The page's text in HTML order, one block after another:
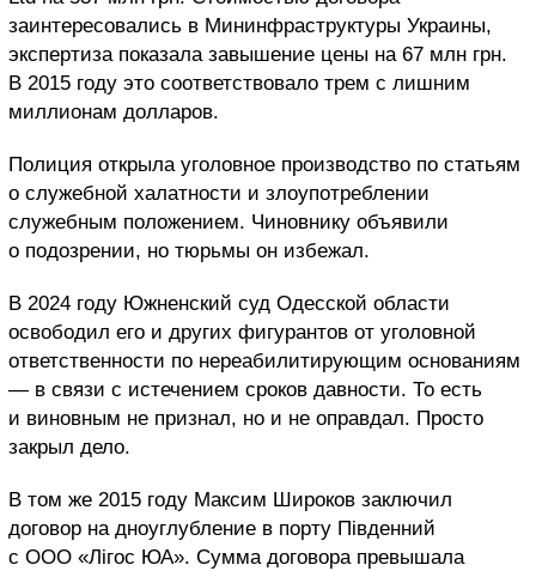
заинтересовались в Мининфраструктуры Украины,
экспертиза показала завышение цены на 67 млн грн.
В 2015 году это соответствовало трем с лишним
миллионам долларов.
Полиция открыла уголовное производство по статьям
о служебной халатности и злоупотреблении
служебным положением. Чиновнику объявили
о подозрении, но тюрьмы он избежал.
В 2024 году Южненский суд Одесской области
освободил его и других фигурантов от уголовной
ответственности по нереабилитирующим основаниям
— в связи с истечением сроков давности. То есть
и виновным не признал, но и не оправдал. Просто
закрыл дело.
В том же 2015 году Максим Широков заключил
договор на дноуглубление в порту Південний
с ООО «Лігос ЮА». Сумма договора превышала